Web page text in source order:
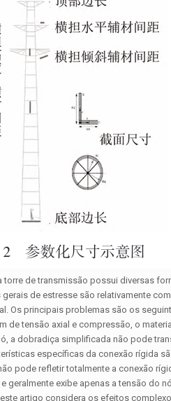
torre de transmissão possui diversas
de estresse são relativamente
Os principais problemas são os
de tensão axial e compressão, o
a dobradiça simplificada não pode
específicas da conexão rígida
pode refletir totalmente a conexão
geralmente exibe apenas a tensão do
artigo considera os efeitos